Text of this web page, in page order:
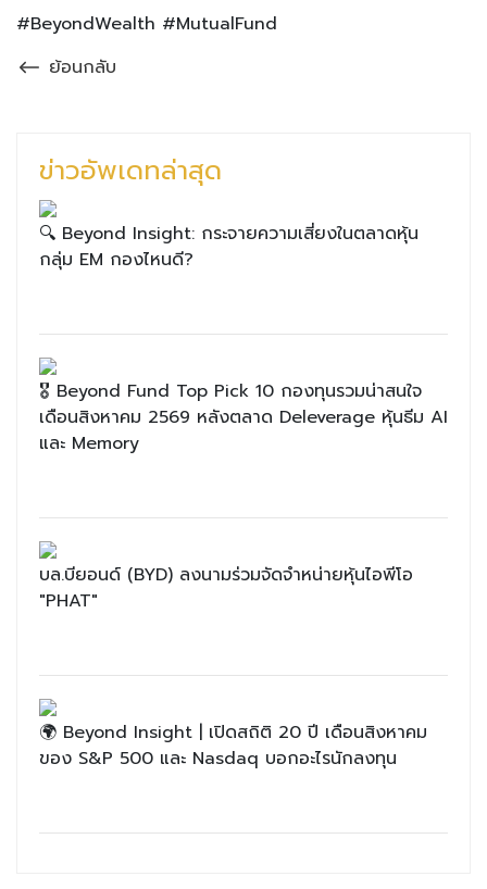
#BeyondWealth #MutualFund
ย้อนกลับ
ข่าวอัพเดทล่าสุด
🔍 Beyond Insight: กระจายความเสี่ยงในตลาดหุ้น
กลุ่ม EM กองไหนดี?
🎖 Beyond Fund Top Pick 10 กองทุนรวมน่าสนใจ
เดือนสิงหาคม 2569 หลังตลาด Deleverage หุ้นธีม AI
และ Memory
บล.บียอนด์ (BYD) ลงนามร่วมจัดจำหน่ายหุ้นไอพีโอ
"PHAT"
🌍 Beyond Insight | เปิดสถิติ 20 ปี เดือนสิงหาคม
ของ S&P 500 และ Nasdaq บอกอะไรนักลงทุน